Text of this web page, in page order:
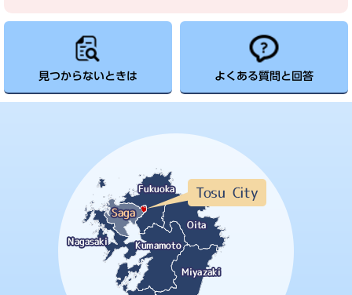
見つからないときは よくある質問と回答